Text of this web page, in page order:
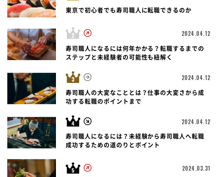
東京で初心者でも寿司職人に転職できるのか
2024.04.12
寿司職人になるには何年かかる？転職するまでの
ステップと未経験者の可能性も紐解く
2024.04.12
寿司職人の大変なこととは？仕事の大変さから成
功する転職のポイントまで
2024.04.12
寿司職人になるには？未経験から寿司職人へ転職
成功するための道のりとポイント
2024.03.31